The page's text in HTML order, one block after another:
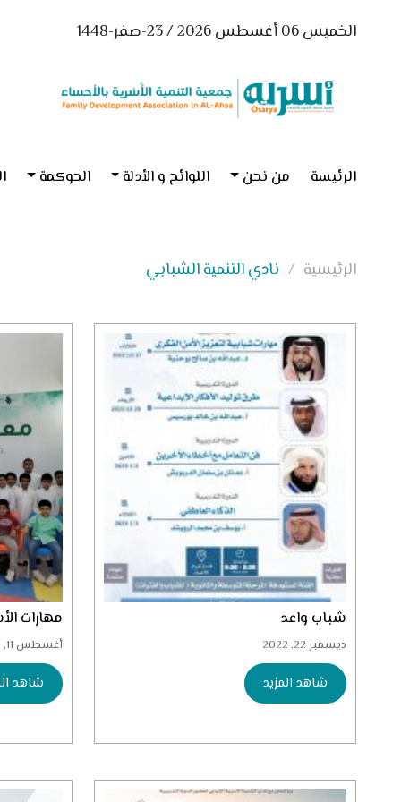
الخميس 06 أغسطس 2026 / 23-صفر-1448
الرئيسة من نحن اللوائح و الأدلة الحوكمة
الرئيسية نادي التنمية الشبابي
شباب واعد
ديسمبر 22, 2022
شاهد المزيد
مهارات
أغسطس 11, 2022
شاهد